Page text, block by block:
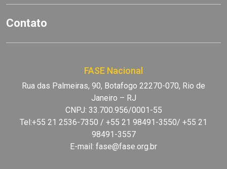
Contato
FASE Nacional
Rua das Palmeiras, 90, Botafogo 22270-070, Rio de
Janeiro – RJ
CNPJ: 33.700.956/0001-55
Tel:+55 21 2536-7350 / +55 21 98491-3550/ +55 21
98491-3557
E-mail: fase@fase.org.br